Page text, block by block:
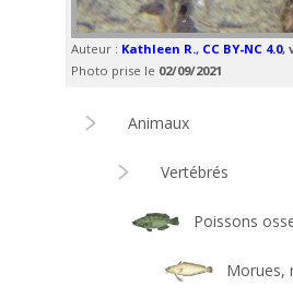
Auteur : Kathleen R., CC BY-NC 4.0,
Photo prise le 02/09/2021
Animaux
Vertébrés
Poissons
Morues,